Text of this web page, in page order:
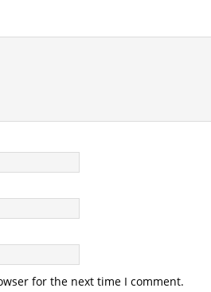
for the next time I comment.